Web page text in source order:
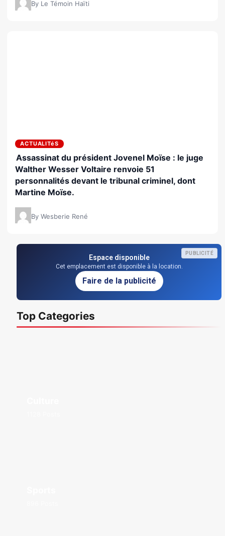
By Le Témoin Haïti
ACTUALITéS
Assassinat du président Jovenel Moïse : le juge
Walther Wesser Voltaire renvoie 51
personnalités devant le tribunal criminel, dont
Martine Moïse.
By Wesberie René
PUBLICITÉ
Espace disponible
Cet emplacement est disponible à la location.
Faire de la publicité
Top Categories